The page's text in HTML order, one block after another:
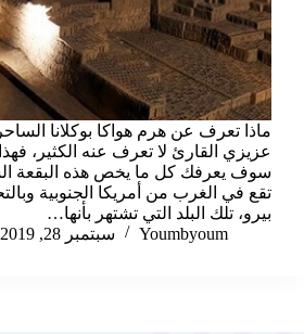
ماذا تعرف عن هرم هواكا بوكلانا
عزيزي القارئ لا تعرف عنه الكثير،
سوف يعرفك كل ما يخص هذه البقعة
تقع في الغرب من أمريكا الجنوبية
بيرو، تلك البلد التي تشتهر بأنها…
Youmbyoum
سبتمبر 28, 2019